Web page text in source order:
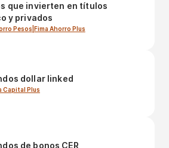
que invierten en títulos
y privados
Pesos Fima Ahorro Plus
dollar linked
Capital Plus
de bonos CER